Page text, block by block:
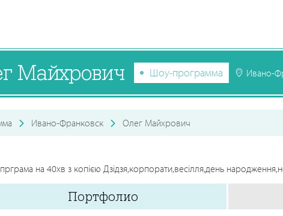
Майхрович Шоу-программа Ивано-
Ивано-Франковск Олег Майхрович
на 40хв з копією Дзідзя,корпорати,весілля,день
Портфолио